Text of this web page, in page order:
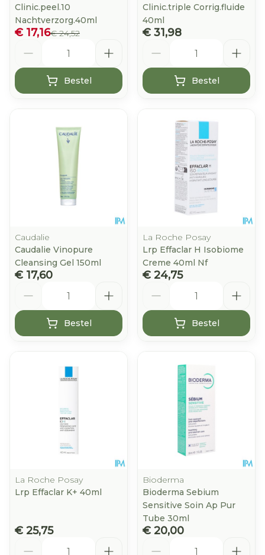
Clinic.peel.10
Nachtverzorg.40ml
€ 24,52
€ 17,16
Bestel
Clinic.triple Corrig.fluide
40ml
€ 31,98
Bestel
Caudalie
Caudalie Vinopure
Cleansing Gel 150ml
€ 17,60
Bestel
La Roche Posay
Lrp Effaclar H Isobiome
Creme 40ml Nf
€ 24,75
Bestel
La Roche Posay
Lrp Effaclar K+ 40ml
€ 25,75
Bioderma
Bioderma Sebium
Sensitive Soin Ap Pur
Tube 30ml
€ 20,00